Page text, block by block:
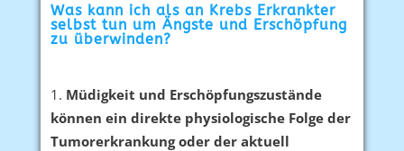
Was kann ich als an Krebs Erkrankter
selbst tun um Ängste und Erschöpfung
zu überwinden?
Müdigkeit und Erschöpfungszustände
können ein direkte physiologische Folge der
Tumorerkrankung oder der aktuell